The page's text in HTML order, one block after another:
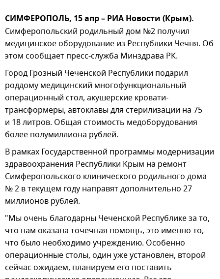
СИМФЕРОПОЛЬ, 15 апр – РИА Новости (Крым).
Симферопольский родильный дом №2 получил
медицинское оборудование из Республики Чечня. Об
этом сообщает пресс-служба Минздрава РК.
Город Грозный Чеченской Республики подарил
роддому медицинский многофункциональный
операционный стол, акушерские кровати-
трансформеры, автоклавы для стерилизации на 75
и 18 литров. Общая стоимость медоборудования
более полумиллиона рублей.
В рамках Государственной программы модернизации
здравоохранения Республики Крым на ремонт
Симферопольского клинического родильного дома
№ 2 в текущем году направят дополнительно 27
миллионов рублей.
"Мы очень благодарны Чеченской Республике за то,
что нам оказана точечная помощь, это именно то,
что было необходимо учреждению. Особенно
операционные столы, один уже установлен, второй
сейчас ожидаем, планируем его поставить